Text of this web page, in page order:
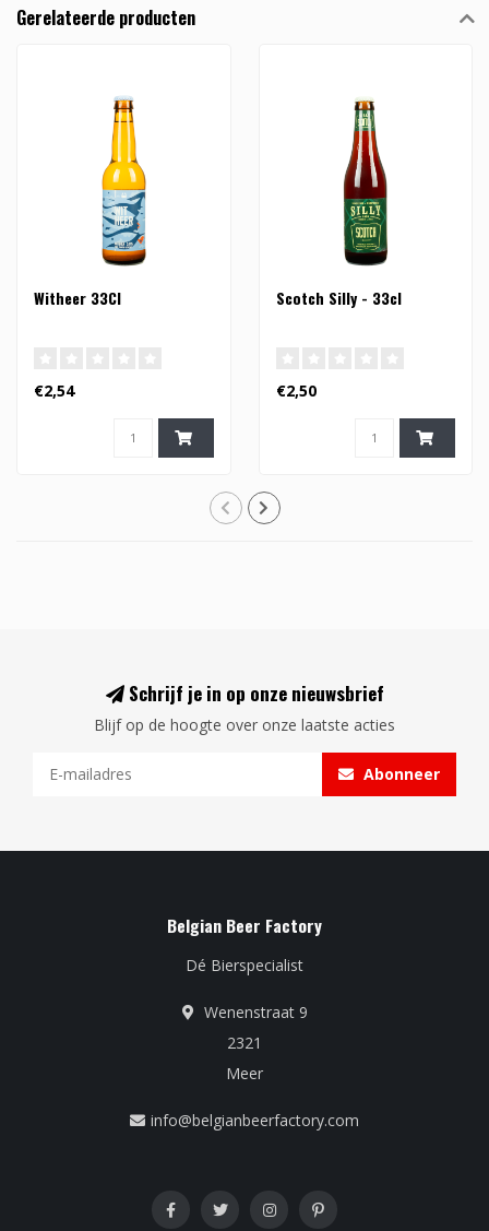
Gerelateerde producten
Witheer 33Cl
€2,54
Scotch Silly - 33cl
€2,50
Schrijf je in op onze nieuwsbrief
Blijf op de hoogte over onze laatste acties
Abonneer
Belgian Beer Factory
Dé Bierspecialist
Wenenstraat 9
2321
Meer
info@belgianbeerfactory.com